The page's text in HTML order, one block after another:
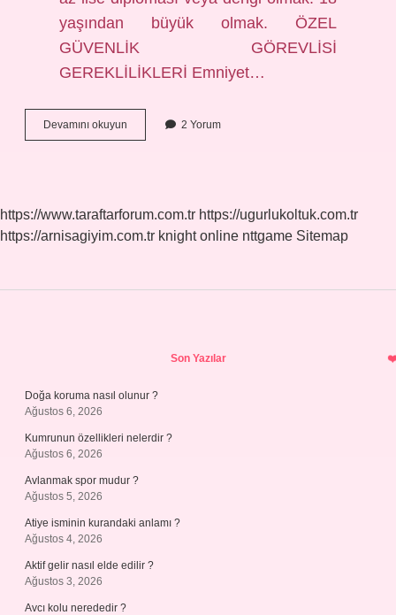
yaşından büyük olmak. ÖZEL
GÜVENLİK GÖREVLİSİ
GEREKLİLİKLERİ Emniyet…
Devamını okuyun
Yakın
2 Yorum
https://www.taraftarforum.com.tr https://ugurlukoltuk.com.tr
https://arnisagiyim.com.tr knight online nttgame Sitemap
Son Yazılar
Doğa koruma nasıl olunur ?
Ağustos 6, 2026
Kumrunun özellikleri nelerdir ?
Ağustos 6, 2026
Avlanmak spor mudur ?
Ağustos 5, 2026
Atiye isminin kurandaki anlamı ?
Ağustos 4, 2026
Aktif gelir nasıl elde edilir ?
Ağustos 3, 2026
Avcı kolu nerededir ?